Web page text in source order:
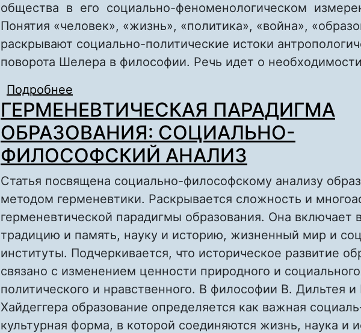
общества в его социально-феноменологическом
Понятия «человек», «жизнь», «политика», «война»,
раскрывают социально-политические истоки
поворота Шелера в философии. Речь идет о
Подробнее
И ОБРАЗОВАНИЕ
ГЕРМЕНЕВТИЧЕСКАЯ ПАРАДИГМА
ОБРАЗОВАНИЯ: СОЦИАЛЬНО-
ФИЛОСОФСКИЙ АНАЛИЗ
Статья посвящена социально-философскому анализу
методом герменевтики. Раскрывается сложность и
герменевтической парадигмы образования. Она включает
традицию и память, науку и историю, жизненный мир и
институты. Подчеркивается, что историческое развитие
связано с изменением ценности природного и
политического и нравственного. В философии В. Дильтея
Хайдеггера образование определяется как важная
культурная форма, в которой соединяются жизнь, наука и